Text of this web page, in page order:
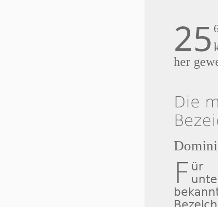
25
her
Die
F ür